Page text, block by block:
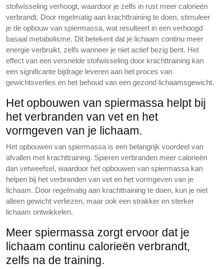
stofwisseling verhoogt, waardoor je zelfs in rust meer calorieën
verbrandt. Door regelmatig aan krachttraining te doen, stimuleer
je de opbouw van spiermassa, wat resulteert in een verhoogd
basaal metabolisme. Dit betekent dat je lichaam continu meer
energie verbruikt, zelfs wanneer je niet actief bezig bent. Het
effect van een versnelde stofwisseling door krachttraining kan
een significante bijdrage leveren aan het proces van
gewichtsverlies en het behoud van een gezond lichaamsgewicht.
Het opbouwen van spiermassa helpt bij
het verbranden van vet en het
vormgeven van je lichaam.
Het opbouwen van spiermassa is een belangrijk voordeel van
afvallen met krachttraining. Spieren verbranden meer calorieën
dan vetweefsel, waardoor het opbouwen van spiermassa kan
helpen bij het verbranden van vet en het vormgeven van je
lichaam. Door regelmatig aan krachttraining te doen, kun je niet
alleen gewicht verliezen, maar ook een strakker en sterker
lichaam ontwikkelen.
Meer spiermassa zorgt ervoor dat je
lichaam continu calorieën verbrandt,
zelfs na de training.